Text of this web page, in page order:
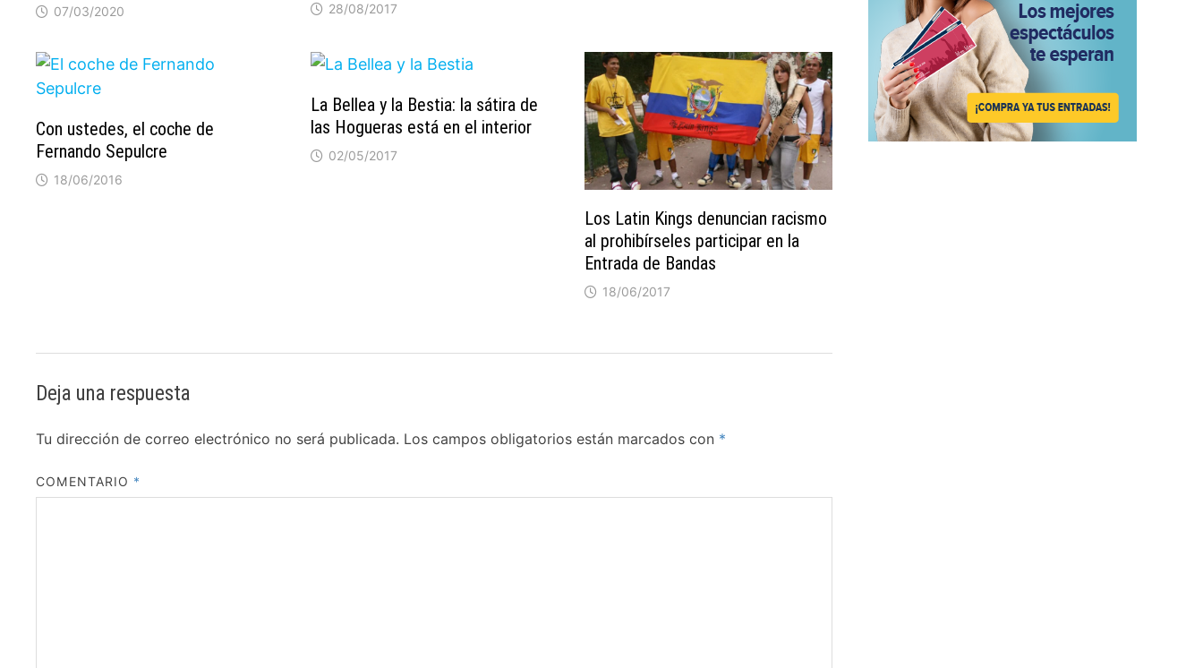
07/03/2020 28/08/2017
Con ustedes, el coche de
Fernando Sepulcre
18/06/2016
La Bellea y la Bestia: la sátira de
las Hogueras está en el interior
02/05/2017
Los Latin Kings denuncian racismo
al prohibírseles participar en la
Entrada de Bandas
18/06/2017
Deja una respuesta
Tu dirección de correo electrónico no será publicada. Los campos obligatorios están marcados con *
COMENTARIO *